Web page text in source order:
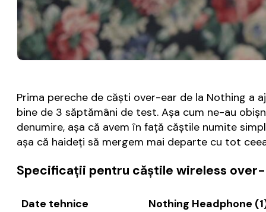
Prima pereche de căști over-ear de la Nothing a
bine de 3 săptămâni de test. Așa cum ne-au
denumire, așa că avem în față căștile numite
așa că haideți să mergem mai departe cu tot
Specificații pentru căștile wireless over-
Date tehnice Nothing Headphone